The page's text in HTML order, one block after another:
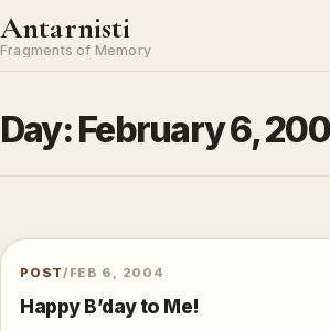
Skip to content
Antarnisti
Fragments of Memory
Day:February 6,
POST / FEB 6, 2004
Happy B’day to Me!